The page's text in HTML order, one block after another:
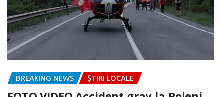
BREAKING NEWS ȘTIRI LOCALE